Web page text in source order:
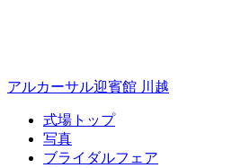
アルカーサル迎賓館 川越
式場トップ
写真
ブライダルフェア